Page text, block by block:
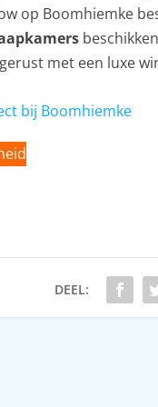
op Boomhiemke
met een luxe
bij Boomhiemke
DEEL: